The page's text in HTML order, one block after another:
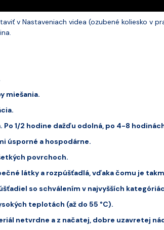
v Nastaveniach videa (ozubené koliesko v
miešania.
Po 1/2 hodine dažďu odolná, po 4-8
úsporné a hospodárne.
povrchoch.
látky a rozpúšťadlá, vďaka čomu je
so schválením v najvyšších
teplotách (až do 55 °C).
netvrdne a z načatej, dobre uzavretej